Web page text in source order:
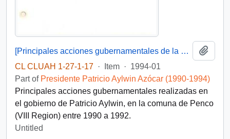
[Principales acciones gubernamentales de la comuna de Penco]
CL CLUAH 1-27-1-17 · Item · 1994-01
Part of Presidente Patricio Aylwin Azócar (1990-1994)
Principales acciones gubernamentales realizadas en
el gobierno de Patricio Aylwin, en la comuna de Penco
(VIII Region) entre 1990 a 1992.
Untitled